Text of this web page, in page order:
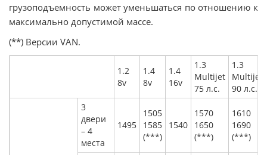
грузоподъемность может уменьшаться по отношению к
максимально допустимой массе.
(**) Версии VAN.
1.2
8v
1.4
8v
1.4
16v
1.3
Multijet
75 л.с.
1.3
Multijet
90 л.с.
3
двери
– 4
места
1495
1505
1585
(***)
1540
1570
1650
(***)
1610
1690
(***)